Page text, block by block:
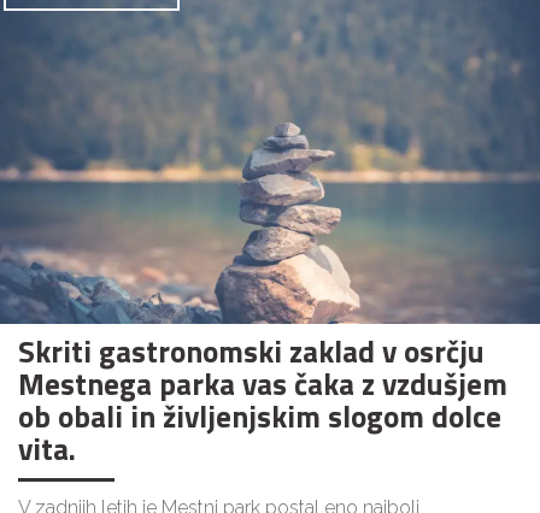
Skriti gastronomski zaklad v osrčju
Mestnega parka vas čaka z vzdušjem
ob obali in življenjskim slogom dolce
vita.
V zadnjih letih je Mestni park postal eno najbolj